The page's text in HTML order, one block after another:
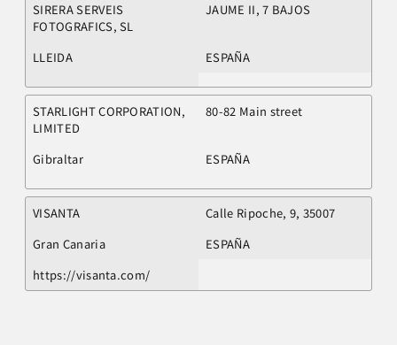
SIRERA SERVEIS
FOTOGRAFICS, SL
JAUME II, 7 BAJOS
LLEIDA ESPAÑA
STARLIGHT CORPORATION,
LIMITED
80-82 Main street
Gibraltar ESPAÑA
VISANTA
Calle Ripoche, 9, 35007
Gran Canaria
ESPAÑA
https://visanta.com/